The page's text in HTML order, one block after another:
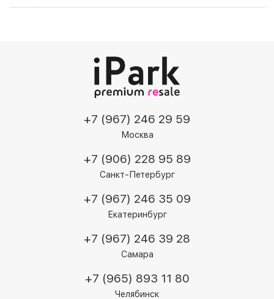
+7 (967) 246 29 59
Москва
+7 (906) 228 95 89
Санкт-Петербург
+7 (967) 246 35 09
Екатеринбург
+7 (967) 246 39 28
Самара
+7 (965) 893 11 80
Челябинск